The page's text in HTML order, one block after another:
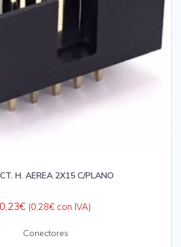
H. AEREA 2X15 C/PLANO
0,23€ (0,28€ con IVA)
Conectores